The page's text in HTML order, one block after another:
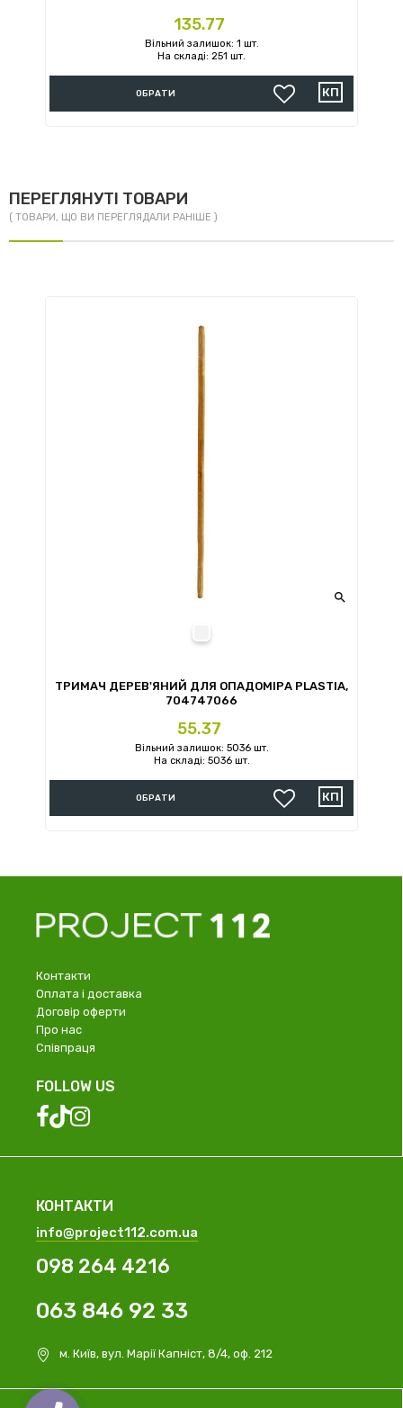
Ціна
135.77
Вільний залишок: 1 шт.
На складі: 251 шт.
ОБРАТИ
ПЕРЕГЛЯНУТІ ТОВАРИ
( ТОВАРИ, ЩО ВИ ПЕРЕГЛЯДАЛИ РАНІШЕ )

ТРИМАЧ ДЕРЕВ'ЯНИЙ ДЛЯ ОПАДОМІРА PLASTIA,
704747066
Ціна
55.37
Вільний залишок: 5036 шт.
На складі: 5036 шт.
ОБРАТИ
Контакти
Оплата і доставка
Договір оферти
Про нас
Співпраця
FOLLOW US
КОНТАКТИ
info@project112.com.ua
098 264 4216
063 846 92 33
м. Київ, вул. Марії Капніст, 8/4, оф. 212